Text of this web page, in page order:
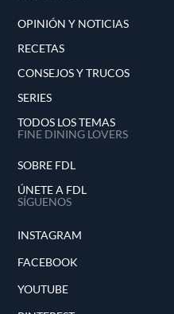
OPINIÓN Y NOTICIAS
RECETAS
CONSEJOS Y TRUCOS
SERIES
TODOS LOS TEMAS
FINE DINING LOVERS
SOBRE FDL
ÚNETE A FDL
SÍGUENOS
INSTAGRAM
FACEBOOK
YOUTUBE